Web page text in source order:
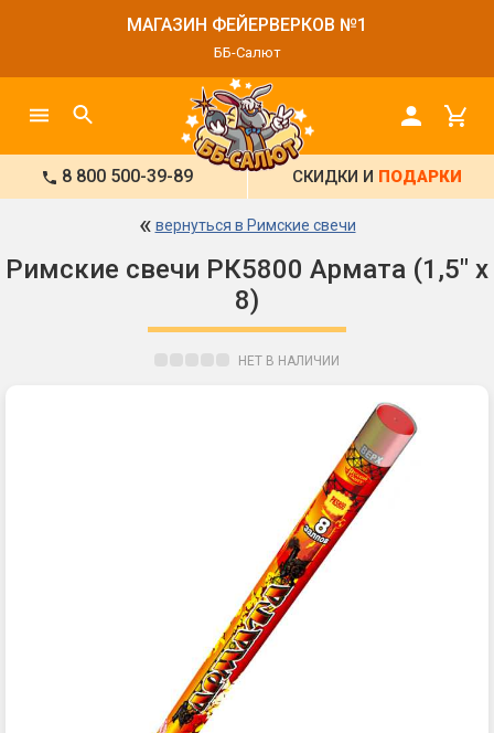
МАГАЗИН ФЕЙЕРВЕРКОВ №1
ББ-Салют
8 800 500-39-89 СКИДКИ И ПОДАРКИ
« вернуться в Римские свечи
Римские свечи РК5800 Армата (1,5" х
8)
НЕТ В НАЛИЧИИ